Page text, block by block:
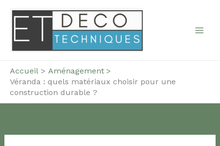
contenu
Accueil
Aménagement
Véranda : quels matériaux choisir pour une
construction durable ?